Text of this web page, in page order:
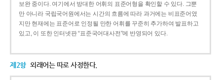
보완 중이다. 여기에서 방대한 어휘의 표준어형을 확인할 수 있다. 그뿐
만 아니라 국립국어원에서는 시간의 흐름에 따라 과거에는 비표준어였
지만 현재에는 표준어로 인정될 만한 어휘를 꾸준히 추가하여 발표하고
있고, 이 또한 인터넷판 “표준국어대사전”에 반영되어 있다.
제2항 외래어는 따로 사정한다.